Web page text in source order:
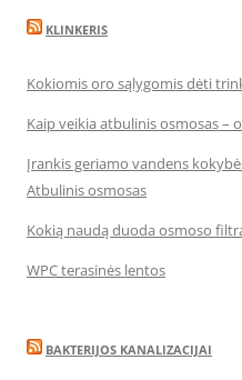
KLINKERIS
Kokiomis oro sąlygomis dėti
Kaip veikia atbulinis osmosas –
Įrankis geriamo vandens
Atbulinis osmosas
Kokią naudą duoda osmoso
WPC terasinės lentos
BAKTERIJOS KANALIZACIJAI